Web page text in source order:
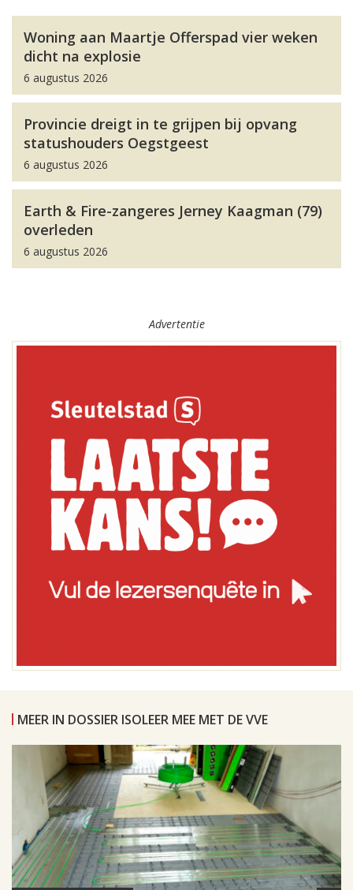
Woning aan Maartje Offerspad vier weken
dicht na explosie
6 augustus 2026
Provincie dreigt in te grijpen bij opvang
statushouders Oegstgeest
6 augustus 2026
Earth & Fire-zangeres Jerney Kaagman (79)
overleden
6 augustus 2026
Advertentie
MEER IN DOSSIER ISOLEER MEE MET DE VVE